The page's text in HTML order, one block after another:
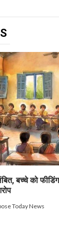
बच्चे को
Today News